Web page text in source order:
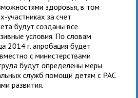
здоровья, в том
участниках за счет
будут созданы все
условия. По словам
2014 г. апробация будет
с министерствами
будут определены меры
служб помощи детям с РАС
развития.